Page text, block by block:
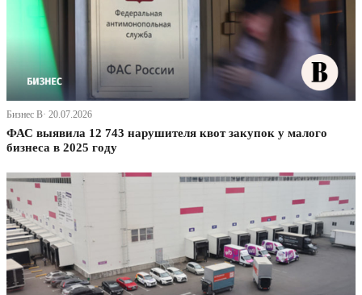
Бизнес В· 20.07.2026
ФАС выявила 12 743 нарушителя квот закупок у малого
бизнеса в 2025 году